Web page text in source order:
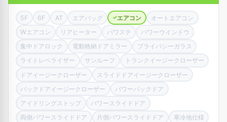
5F 6F AT エアバッグ ✓エアコン
オートエアコン
Wエアコン
リアヒーター パワステ
パワーウインドウ
集中ドアロック
電動格納ドアミラー
プライバシーガラス
ライトレベライザー
サンルーフ
トランクイージークローザー
ドアイージークローザー
スライドドアイージークローザー
バックドアイージークローザー
パワーバックドア
アイドリングストップ
パワースライドドア
両側パワースライドドア
片側パワースライドドア
寒冷地仕様